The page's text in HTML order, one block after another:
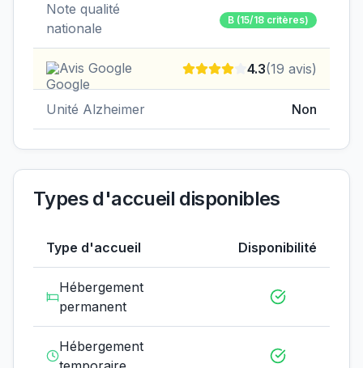
Note qualité
nationale
B (15/18 critères)
Avis Google 4.3(19 avis)
Unité Alzheimer Non
Types d'accueil disponibles
Type d'accueil Disponibilité
Hébergement
permanent
Hébergement